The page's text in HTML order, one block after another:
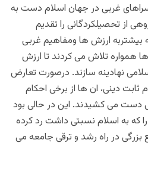
غربی در جهان اسلام دست به
از تحصیلكردگانی را تقدیم
بیشتربه ارزش ها ومفاهیم غربی
همواره تلاش می کردند تا ارزش
نهادینه سازند. درصورت تعارض
دینی، ان ها از برخی احکام
دست می کشیدند. این در حالی بود
که به اسلام نسبتی داشت رد کرده
بزرگی در راه رشد و ترقی جامعه می